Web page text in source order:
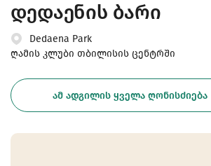
დედაენის ბარი
Dedaena Park
ღამის კლუბი თბილისის ცენტრში
ᲐᲛ ᲐᲓᲒᲘᲚᲘᲡ ᲧᲕᲔᲚᲐ ᲦᲝᲜᲘᲡᲫᲘᲔᲑᲐ